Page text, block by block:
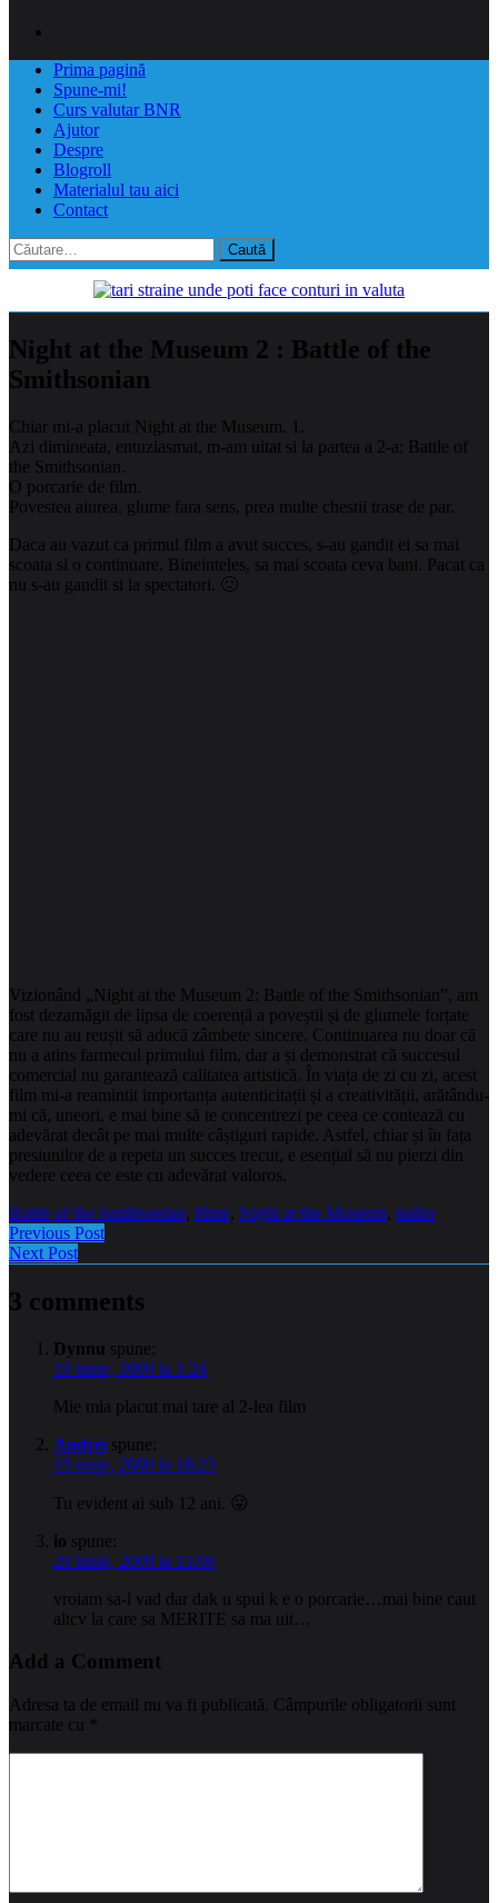
Prima pagină
Spune-mi!
Curs valutar BNR
Ajutor
Despre
Blogroll
Materialul tau aici
Contact
Caută
după:
Night at the Museum 2 : Battle of the
Smithsonian
Chiar mi-a placut Night at the Museum. 1.
Azi dimineata, entuziasmat, m-am uitat si la partea a 2-a: Battle of
the Smithsonian.
O porcarie de film.
Povestea aiurea, glume fara sens, prea multe chestii trase de par.
Daca au vazut ca primul film a avut succes, s-au gandit ei sa mai
scoata si o continuare. Bineinteles, sa mai scoata ceva bani. Pacat ca
nu s-au gandit si la spectatori. 🙁
Vizionând „Night at the Museum 2: Battle of the Smithsonian”, am
fost dezamăgit de lipsa de coerență a poveștii și de glumele forțate
care nu au reușit să aducă zâmbete sincere. Continuarea nu doar că
nu a atins farmecul primului film, dar a și demonstrat că succesul
comercial nu garantează calitatea artistică. În viața de zi cu zi, acest
film mi-a reamintit importanța autenticitații și a creativității, arătându-
mi că, uneori, e mai bine să te concentrezi pe ceea ce contează cu
adevărat decât pe mai multe câștiguri rapide. Astfel, chiar și în fața
presiunilor de a repeta un succes trecut, e esențial să nu pierzi din
vedere ceea ce este cu adevărat valoros.
Battle of the Smithsonian, filme, Night at the Museum, trailer
Previous Post
Next Post
3 comments
Dynnu spune:
19 iunie, 2009 la 1:24
Mie mia placut mai tare al 2-lea film
Andrei spune:
19 iunie, 2009 la 18:23
Tu evident ai sub 12 ani. 😛
io spune:
20 iunie, 2009 la 13:06
vroiam sa-l vad dar dak u spui k e o porcarie…mai bine caut
altcv la care sa MERITE sa ma uit…
Add a Comment
Adresa ta de email nu va fi publicată. Câmpurile obligatorii sunt
marcate cu